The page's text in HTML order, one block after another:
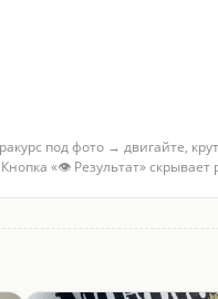
под фото → двигайте,
«👁 Результат»